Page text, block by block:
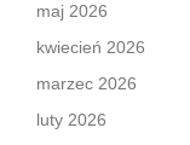
maj 2026
kwiecień 2026
marzec 2026
luty 2026